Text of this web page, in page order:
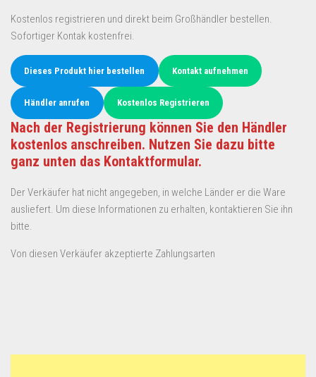
Kostenlos registrieren und direkt beim Großhändler bestellen.
Sofortiger Kontak kostenfrei.
Dieses Produkt hier bestellen Kontakt aufnehmen
Händler anrufen Kostenlos Registrieren
Nach der Registrierung können Sie den Händler
kostenlos anschreiben. Nutzen Sie dazu bitte
ganz unten das Kontaktformular.
Der Verkäufer hat nicht angegeben, in welche Länder er die Ware
ausliefert. Um diese Informationen zu erhalten, kontaktieren Sie ihn
bitte.
Von diesen Verkäufer akzeptierte Zahlungsarten